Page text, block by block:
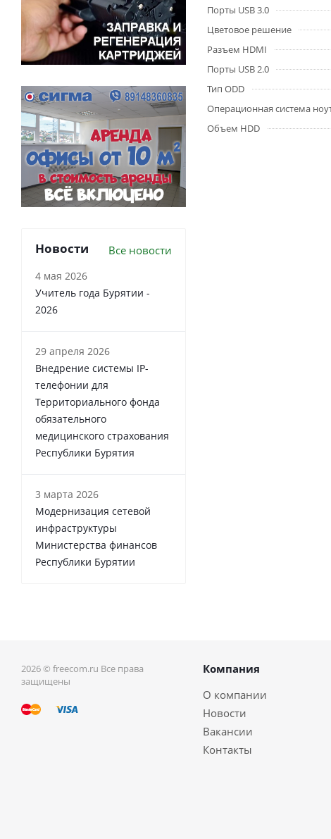
Порты USB 3.0
Цветовое решение
Разъем HDMI
Порты USB 2.0
Тип ODD
Операционная система
Объем HDD
Новости Все новости
4 мая 2026
Учитель года Бурятии -
2026
29 апреля 2026
Внедрение системы IP-
телефонии для
Территориального фонда
обязательного
медицинского страхования
Республики Бурятия
3 марта 2026
Модернизация сетевой
инфраструктуры
Министерства финансов
Республики Бурятии
2026 © freecom.ru Все права
защищены
Компания
О компании
Новости
Вакансии
Контакты